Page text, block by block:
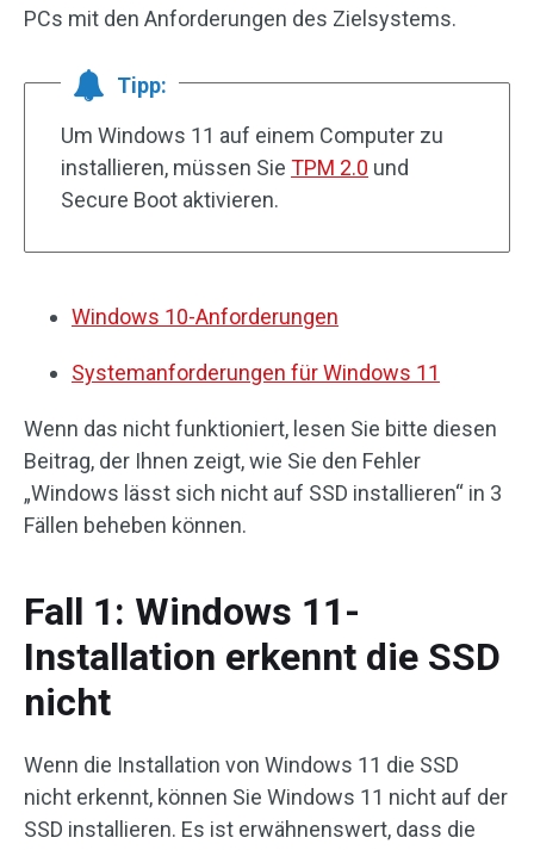
PCs mit den Anforderungen des Zielsystems.
Tipp:
Um Windows 11 auf einem Computer zu
installieren, müssen Sie TPM 2.0 und
Secure Boot aktivieren.
Windows 10-Anforderungen
Systemanforderungen für Windows 11
Wenn das nicht funktioniert, lesen Sie bitte diesen
Beitrag, der Ihnen zeigt, wie Sie den Fehler
„Windows lässt sich nicht auf SSD installieren“ in 3
Fällen beheben können.
Fall 1: Windows 11-
Installation erkennt die SSD
nicht
Wenn die Installation von Windows 11 die SSD
nicht erkennt, können Sie Windows 11 nicht auf der
SSD installieren. Es ist erwähnenswert, dass die